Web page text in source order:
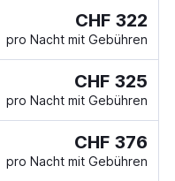
CHF 322
pro Nacht mit Gebühren
CHF 325
pro Nacht mit Gebühren
CHF 376
pro Nacht mit Gebühren